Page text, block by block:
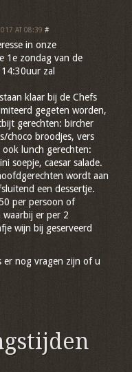
AT 08:39 #
in onze
1e zondag van de
zal
klaar bij de Chefs
gegeten worden,
gerechten: bircher
choco broodjes, vers
lunch gerechten:
soepje, caesar salade.
wordt aan
een dessertje.
per persoon of
waarbij er per 2
wijn bij geserveerd
er nog vragen zijn of u